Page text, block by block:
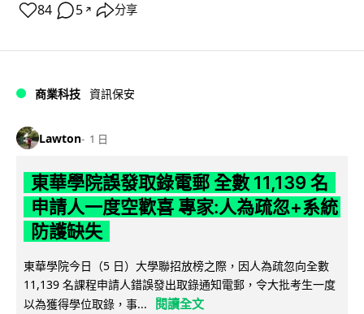
84 5 ↗ 分享
商業科技 資訊保安
Lawton 1 日
東華學院誤發取錄電郵 全數 11,139 名
申請人一度空歡喜 專家:人為疏忽+系統
防護缺失
東華學院今日（5 日）大學聯招放榜之際，因人為疏忽向全數
11,139 名課程申請人錯誤發出取錄通知電郵，令大批考生一度
以為獲得學位取錄，事...
閱讀全文